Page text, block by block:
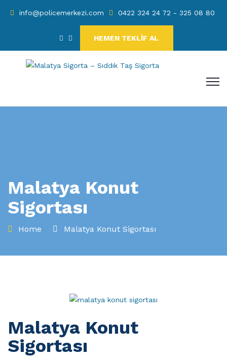
info@policemerkezi.com 0422 324 24 72 - 325 08 80
HEMEN TEKLİF AL
Malatya Konut
Sigortası
Home Malatya Konut Sigortası
Malatya Konut
Sigortası